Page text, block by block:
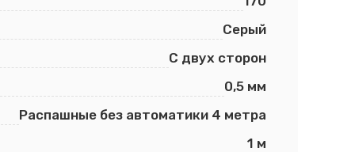
Серый
С двух сторон
0,5 мм
Распашные без автоматики 4 метра
1 м